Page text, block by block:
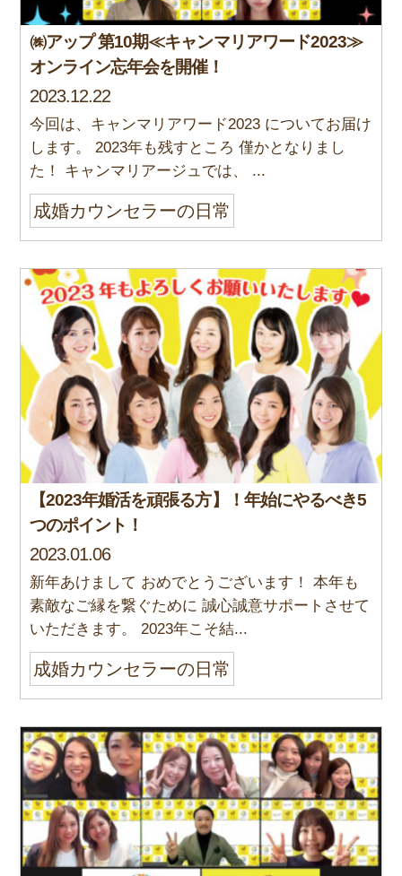
㈱アップ 第10期≪キャンマリアワード2023≫
オンライン忘年会を開催！
2023.12.22
今回は、キャンマリアワード2023 についてお届け
します。 2023年も残すところ 僅かとなりまし
た！ キャンマリアージュでは、 ...
成婚カウンセラーの日常
【2023年婚活を頑張る方】！年始にやるべき5
つのポイント！
2023.01.06
新年あけまして おめでとうございます！ 本年も
素敵なご縁を繋ぐために 誠心誠意サポートさせて
いただきます。 2023年こそ結...
成婚カウンセラーの日常